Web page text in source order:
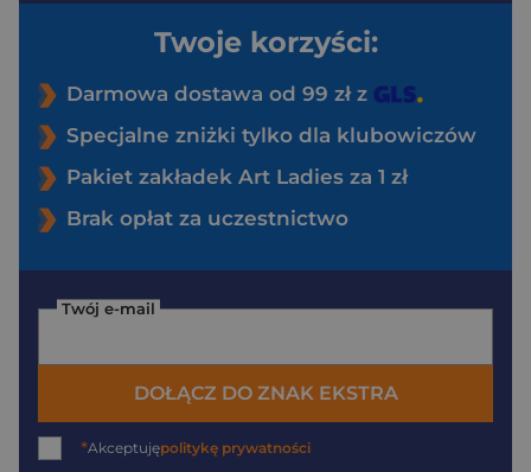
Twoje korzyści:
Darmowa dostawa od 99 zł z
Specjalne zniżki tylko dla klubowiczów
Pakiet zakładek Art Ladies za 1 zł
Brak opłat za uczestnictwo
Twój e-mail
DOŁĄCZ DO ZNAK EKSTRA
*Akceptujępolitykę prywatności